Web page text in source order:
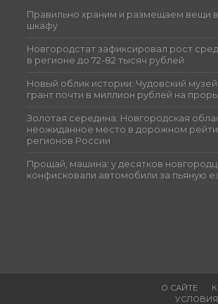
Правильно храним и размещаем вещи
шкафу
Новгородстат зафиксировал рост
в регионе до 72-82 тысяч рублей
Новый облик истории: Чудовский
грант почти в миллион рублей на
Золотая середина: Новгородская
неожиданное место в дорожном
регионов России
Прощай, машина: у десятков
конфисковали автомобили за пьяную
О САЙТЕ
УСЛОВИЯ